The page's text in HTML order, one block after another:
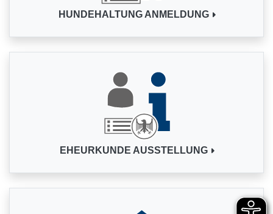
HUNDEHALTUNG ANMELDUNG
EHEURKUNDE AUSSTELLUNG